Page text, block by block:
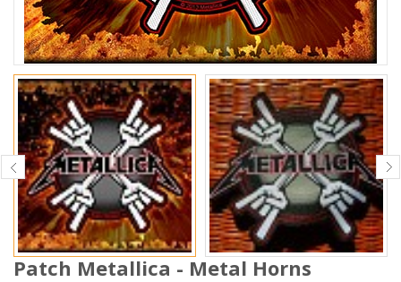
Patch Metallica - Metal Horns